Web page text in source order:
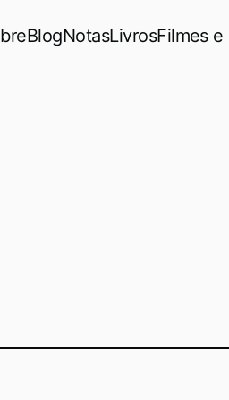
BlogNotasLivrosFilmes e